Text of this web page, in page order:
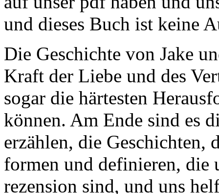
und dieses Buch ist keine
Die Geschichte von Jake
Kraft der Liebe und des
sogar die härtesten
können. Am Ende sind es
erzählen, die Geschichten,
formen und definieren, die
rezension sind, und uns